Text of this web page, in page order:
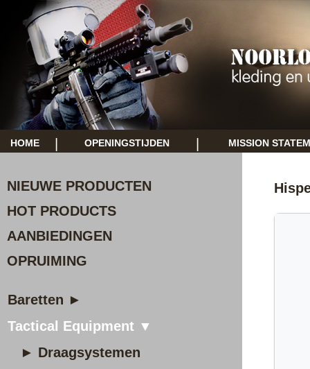
HOME OPENINGSTIJDEN MISSION
NIEUWE PRODUCTEN
HOT PRODUCTS
AANBIEDINGEN
OPRUIMING
Baretten ►
Tactical Equipment ▼
► Draagsystemen